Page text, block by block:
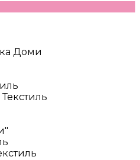
Доми
Текстиль